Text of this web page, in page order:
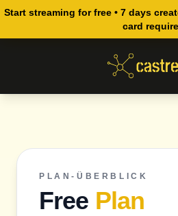
Neue Nutzer erhalten einen 7-tägigen
Plan.
Start streaming for free • 7 days
card
PLAN-ÜBERBLICK
Free Plan